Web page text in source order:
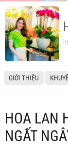
GIỚI THIỆU
HOA LAN
NGẤT